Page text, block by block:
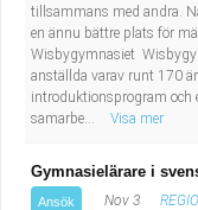
tillsammans med andra.
en ännu bättre plats för
Wisbygymnasiet
anställda varav runt 170
introduktionsprogram och
samarbe...
Visa mer
Gymnasielärare i
Ansök Nov 3